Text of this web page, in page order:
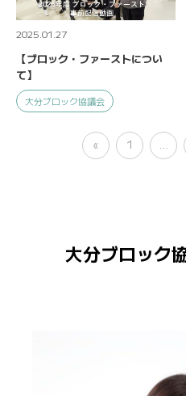
2025.01.27
【ブロック・ファーストについ
て】
大分ブロック協議会
« 1 …
大分ブロック